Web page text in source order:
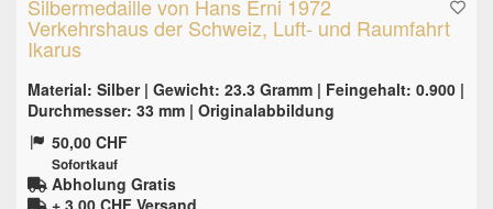
Silbermedaille von Hans Erni 1972
Verkehrshaus der Schweiz, Luft- und Raumfahrt
Ikarus
Material: Silber | Gewicht: 23.3 Gramm | Feingehalt: 0.900 |
Durchmesser: 33 mm | Originalabbildung
50,00 CHF
Sofortkauf
Abholung Gratis
+ 3,00 CHF Versand